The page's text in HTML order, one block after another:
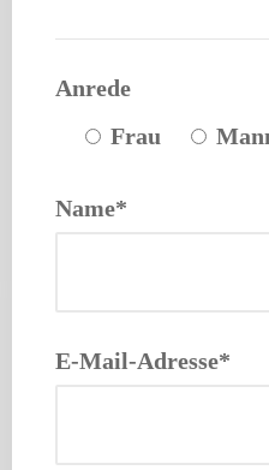
Anrede
Frau
Name*
E-Mail-Adresse*